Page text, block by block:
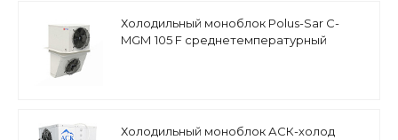
Холодильный моноблок Polus-Sar С-
MGМ 105 F среднетемпературный
Холодильный моноблок АСК-холод